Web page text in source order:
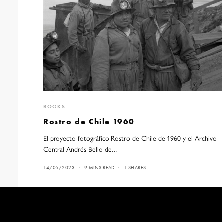
BOOKS
Rostro de Chile 1960
El proyecto fotográfico Rostro de Chile de 1960 y el Archivo
Central Andrés Bello de…
14/05/2023 9 MINS READ 1 SHARES